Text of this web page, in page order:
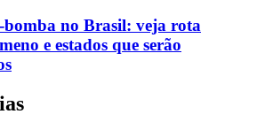
bomba no Brasil: veja rota
e estados que serão